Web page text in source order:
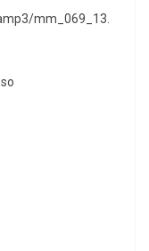
mm_069_13.